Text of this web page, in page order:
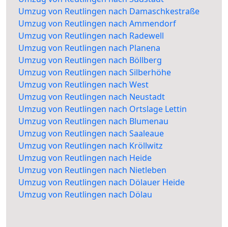
Umzug von Reutlingen nach Damaschkestraße
Umzug von Reutlingen nach Ammendorf
Umzug von Reutlingen nach Radewell
Umzug von Reutlingen nach Planena
Umzug von Reutlingen nach Böllberg
Umzug von Reutlingen nach Silberhöhe
Umzug von Reutlingen nach West
Umzug von Reutlingen nach Neustadt
Umzug von Reutlingen nach Ortslage Lettin
Umzug von Reutlingen nach Blumenau
Umzug von Reutlingen nach Saaleaue
Umzug von Reutlingen nach Kröllwitz
Umzug von Reutlingen nach Heide
Umzug von Reutlingen nach Nietleben
Umzug von Reutlingen nach Dölauer Heide
Umzug von Reutlingen nach Dölau